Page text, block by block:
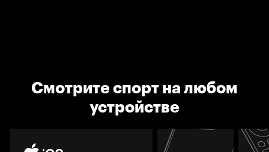
Смотрите спорт на любом
устройстве